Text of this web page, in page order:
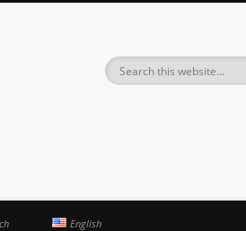
English